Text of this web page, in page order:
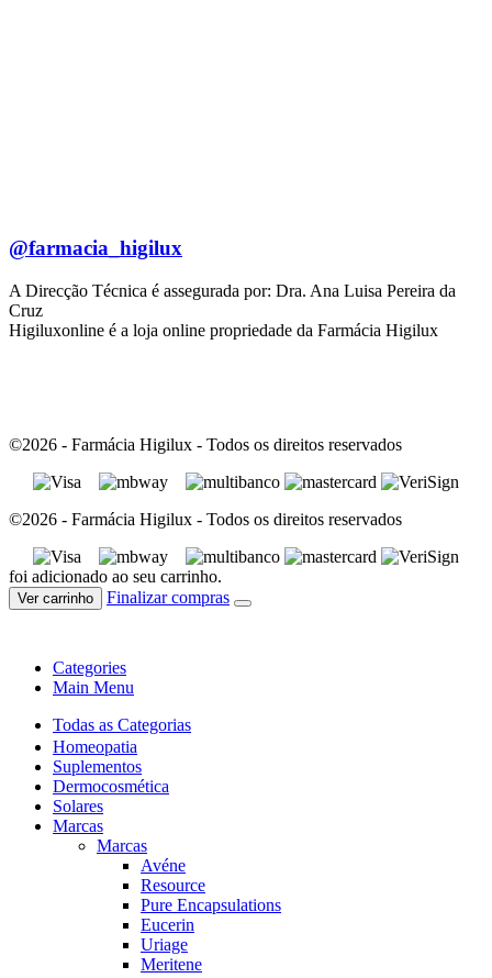
@farmacia_higilux
A Direcção Técnica é assegurada por: Dra. Ana Luisa Pereira da
Cruz
Higiluxonline é a loja online propriedade da Farmácia Higilux
©2026 - Farmácia Higilux - Todos os direitos reservados
©2026 - Farmácia Higilux - Todos os direitos reservados
foi adicionado ao seu carrinho.
Ver carrinho Finalizar compras
Categories
Main Menu
Todas as Categorias
Homeopatia
Suplementos
Dermocosmética
Solares
Marcas
Marcas
Avéne
Resource
Pure Encapsulations
Eucerin
Uriage
Meritene